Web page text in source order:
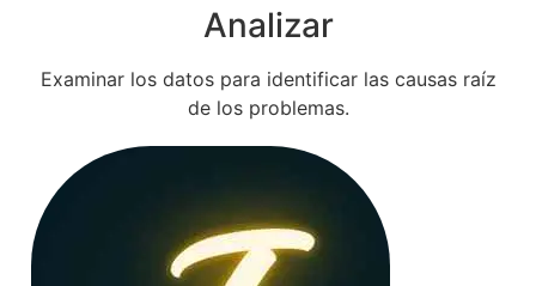
Analizar
Examinar los datos para identificar las causas raíz
de los problemas.